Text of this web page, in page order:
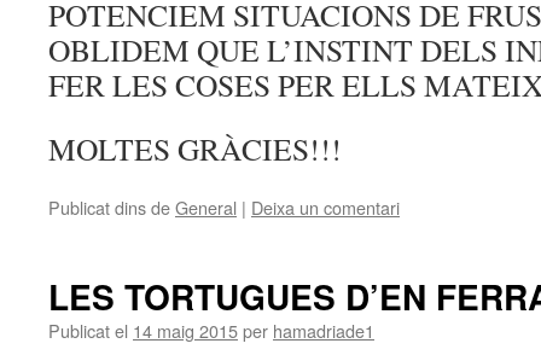
POTENCIEM SITUACIONS DE
OBLIDEM QUE L’INSTINT DELS
FER LES COSES PER ELLS
MOLTES GRÀCIES!!!
Publicat dins deGeneral | Deixa un comentari
LES TORTUGUES D’EN
Publicat el 14 maig 2015per hamadriade1